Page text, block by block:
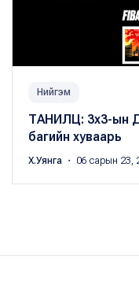
Нийгэм
ТАНИЛЦ: 3х3-ын
багийн хуваарь
Х.Уянга ・ 06 сарын 23,